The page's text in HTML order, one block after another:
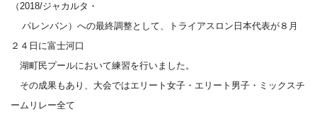
（2018/ジャカルタ・
パレンバン）への最終調整として、トライアスロン日本代表が８月
２４日に富士河口
湖町民プールにおいて練習を行いました。
その成果もあり、大会ではエリート女子・エリート男子・ミックスチ
ームリレー全て